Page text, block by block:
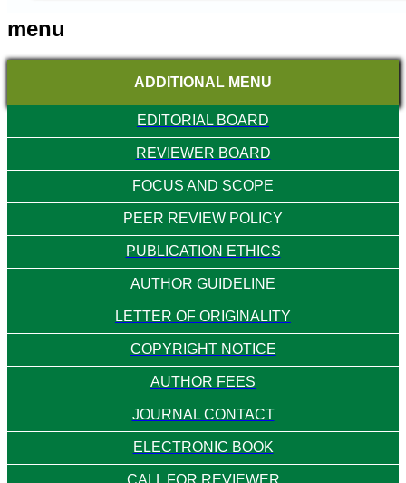
menu
ADDITIONAL MENU
EDITORIAL BOARD
REVIEWER BOARD
FOCUS AND SCOPE
PEER REVIEW POLICY
PUBLICATION ETHICS
AUTHOR GUIDELINE
LETTER OF ORIGINALITY
COPYRIGHT NOTICE
AUTHOR FEES
JOURNAL CONTACT
ELECTRONIC BOOK
CALL FOR REVIEWER